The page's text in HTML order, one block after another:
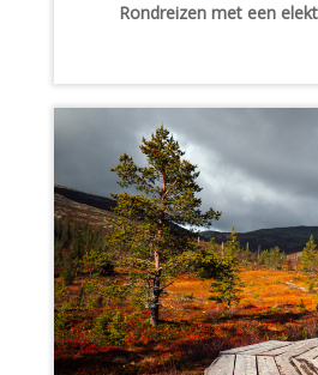
Rondreizen met een